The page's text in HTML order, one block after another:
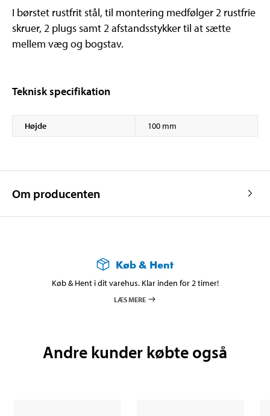
I børstet rustfrit stål, til montering medfølger 2 rustfrie
skruer, 2 plugs samt 2 afstandsstykker til at sætte
mellem væg og bogstav.
Teknisk specifikation
Højde 100 mm
Om producenten
Køb & Hent
Køb & Hent i dit varehus. Klar inden for 2 timer!
LÆS MERE
Andre kunder købte også